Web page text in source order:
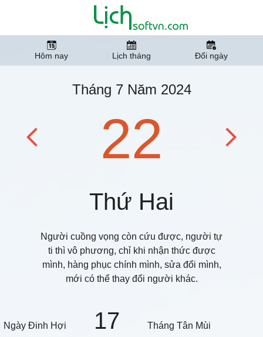
Hôm nay Lịch tháng Đổi ngày
Tháng 7 Năm 2024
22
Thứ Hai
Người cuồng vọng còn cứu được, người tự
ti thì vô phương, chỉ khi nhận thức được
mình, hàng phục chính mình, sửa đổi mình,
mới có thể thay đổi người khác.
Ngày Đinh Hợi 17 Tháng Tân Mùi